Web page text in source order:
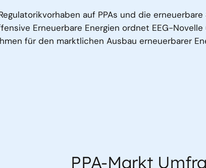
auf PPAs und die
Erneuerbare Energien ordnet EEG-
für den marktlichen Ausbau erneuerbarer
PPA-Markt